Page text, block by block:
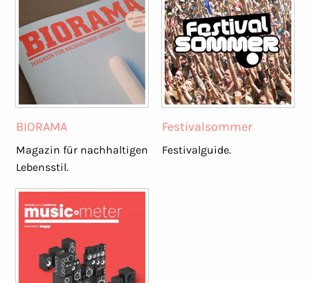
BIORAMA
Magazin für nachhaltigen
Lebensstil.
Festivalsommer
Festivalguide.